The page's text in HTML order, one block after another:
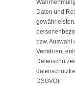
Daten und
bzw. Auswahl
Verfahren,
DSGVO).